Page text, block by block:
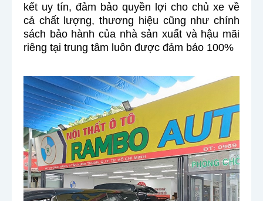
kết uy tín, đảm bảo quyền lợi cho chủ xe về
cả chất lượng, thương hiệu cũng như chính
sách bảo hành của nhà sản xuất và hậu mãi
riêng tại trung tâm luôn được đảm bảo 100%